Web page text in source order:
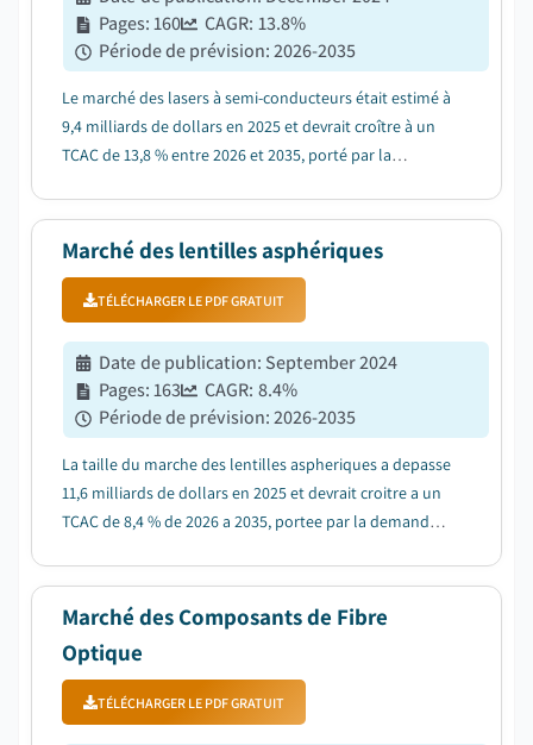
Pages:160 CAGR: 13.8%
Période de prévision:2026-2035
Le marché des lasers à semi-conducteurs était estimé à
9,4 milliards de dollars en 2025 et devrait croître à un
TCAC de 13,8 % entre 2026 et 2035, porté par la
Marché des lentilles asphériques
TÉLÉCHARGER LE PDF GRATUIT
Date de publication: September 2024
Pages:163 CAGR: 8.4%
Période de prévision:2026-2035
La taille du marche des lentilles aspheriques a depasse
11,6 milliards de dollars en 2025 et devrait croitre a un
TCAC de 8,4 % de 2026 a 2035, portee par la demande
Marché des Composants de Fibre
Optique
TÉLÉCHARGER LE PDF GRATUIT